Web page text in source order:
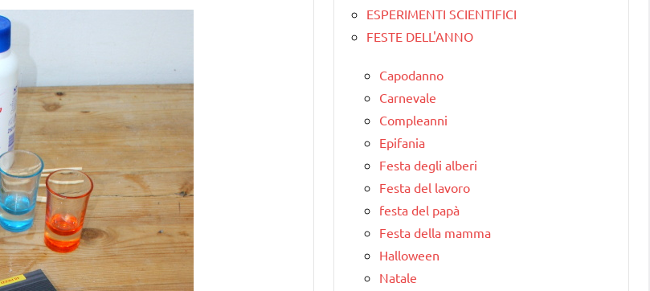
ESPERIMENTI SCIENTIFICI
FESTE DELL'ANNO
Capodanno
Carnevale
Compleanni
Epifania
Festa degli alberi
Festa del lavoro
festa del papà
Festa della mamma
Halloween
Natale